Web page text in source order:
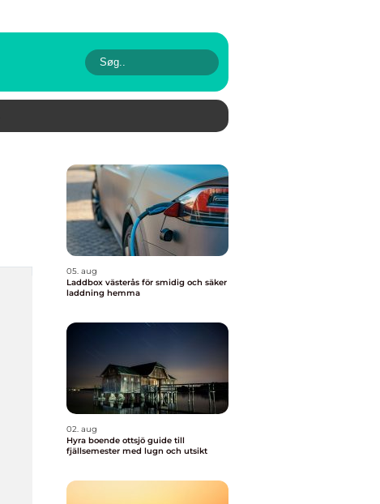
05. aug
Laddbox västerås för smidig och säker
laddning hemma
02. aug
Hyra boende ottsjö guide till
fjällsemester med lugn och utsikt